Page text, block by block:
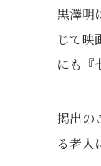
黒澤明
じて映
にも『
掲出の
る老人